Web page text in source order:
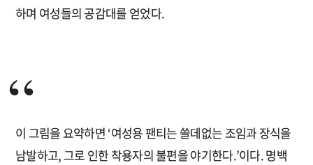
하며 여성들의 공감대를 얻었다.
이 그림을 요약하면 ‘여성용 팬티는 쓸데없는 조임과 장식을
남발하고, 그로 인한 착용자의 불편을 야기한다.’이다. 명백